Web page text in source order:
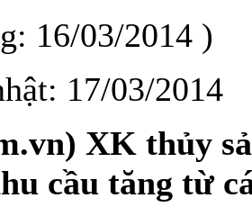
16/03/2014 )
17/03/2014
XK thủy
cầu tăng từ